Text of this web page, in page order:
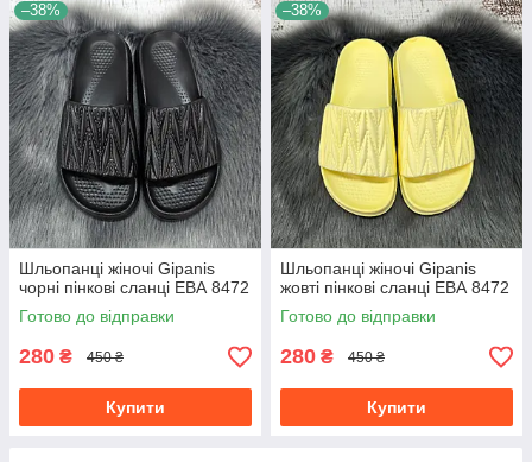
–38%
Шльопанці жіночі Gipanis
чорні пінкові сланці ЕВА 8472
Готово до відправки
280 ₴ 450 ₴
Купити
–38%
Шльопанці жіночі Gipanis
жовті пінкові сланці ЕВА 8472
Готово до відправки
280 ₴ 450 ₴
Купити